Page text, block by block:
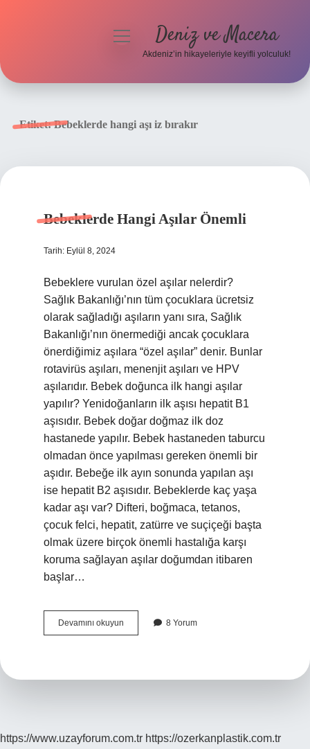
menüyü Deniz ve Macera
Akdeniz’in hikayeleriyle keyifli yolculuk!
Etiket:Bebeklerde hangi aşı iz bırakır
Bebeklerde Hangi Aşılar Önemli
Tarih: Eylül 8, 2024
Bebeklere vurulan özel aşılar nelerdir?
Sağlık Bakanlığı’nın tüm çocuklara ücretsiz
olarak sağladığı aşıların yanı sıra, Sağlık
Bakanlığı’nın önermediği ancak çocuklara
önerdiğimiz aşılara “özel aşılar” denir. Bunlar
rotavirüs aşıları, menenjit aşıları ve HPV
aşılarıdır. Bebek doğunca ilk hangi aşılar
yapılır? Yenidoğanların ilk aşısı hepatit B1
aşısıdır. Bebek doğar doğmaz ilk doz
hastanede yapılır. Bebek hastaneden taburcu
olmadan önce yapılması gereken önemli bir
aşıdır. Bebeğe ilk ayın sonunda yapılan aşı
ise hepatit B2 aşısıdır. Bebeklerde kaç yaşa
kadar aşı var? Difteri, boğmaca, tetanos,
çocuk felci, hepatit, zatürre ve suçiçeği başta
olmak üzere birçok önemli hastalığa karşı
koruma sağlayan aşılar doğumdan itibaren
başlar…
Devamını okuyun Bebeklerde
Hangi
8 Yorum
https://www.uzayforum.com.tr https://ozerkanplastik.com.tr